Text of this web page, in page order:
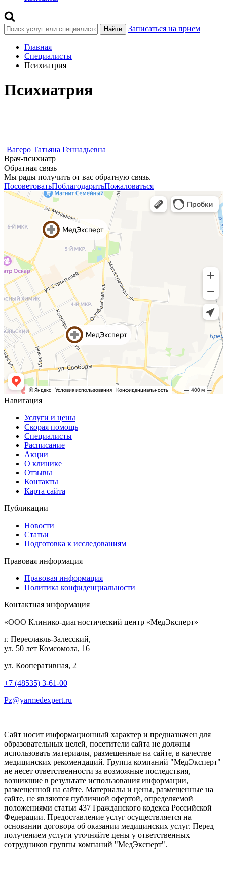
Найти Записаться на прием
Главная
Специалисты
Психиатрия
Психиатрия
Вагеро Татьяна Геннадьевна
Врач-психиатр
Обратная связь
Мы рады получить от вас обратную связь.
ПосоветоватьПоблагодаритьПожаловаться
Навигация
Услуги и цены
Скорая помощь
Специалисты
Расписание
Акции
О клинике
Отзывы
Контакты
Карта сайта
Публикации
Новости
Статьи
Подготовка к исследованиям
Правовая информация
Правовая информация
Политика конфиденциальности
Контактная информация
«ООО Клинико-диагностический центр «МедЭксперт»
г. Переславль-Залесский,
ул. 50 лет Комсомола, 16
ул. Кооперативная, 2
+7 (48535) 3-61-00
Pz@yarmedexpert.ru
Сайт носит информационный характер и предназначен для
образовательных целей, посетители сайта не должны
использовать материалы, размещенные на сайте, в качестве
медицинских рекомендаций. Группа компаний "МедЭксперт"
не несет ответственности за возможные последствия,
возникшие в результате использования информации,
размещенной на сайте. Материалы и цены, размещенные на
сайте, не являются публичной офертой, определяемой
положениями статьи 437 Гражданского кодекса Российской
Федерации. Предоставление услуг осуществляется на
основании договора об оказании медицинских услуг. Перед
получением услуги уточняйте цены у ответственных
сотрудников группы компаний "МедЭксперт".